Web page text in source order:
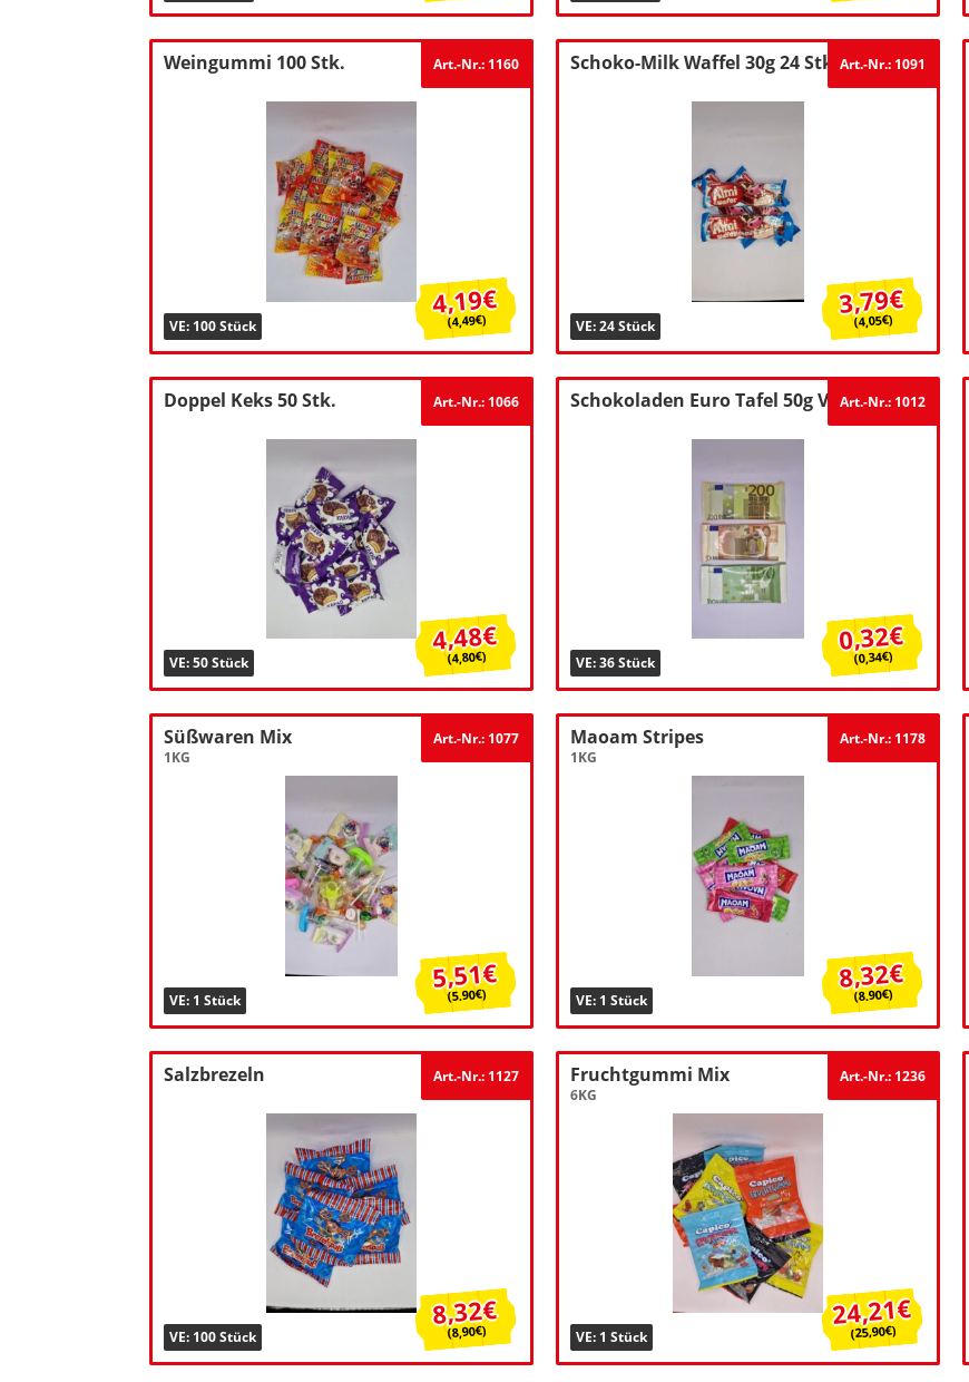
Weingummi 100 Stk. Art.-Nr.: 1160
VE: 100 Stück
4,19€
(4,49€)
Schoko-Milk Waffel 30g 24 Stk. Art.-Nr.: 1091
VE: 24 Stück
3,79€
(4,05€)
Doppel Keks 50 Stk. Art.-Nr.: 1066
VE: 50 Stück
4,48€
(4,80€)
Schokoladen Euro Tafel 50g VE36Art.-Nr.: 1012
VE: 36 Stück
0,32€
(0,34€)
Süßwaren Mix
1KG
Art.-Nr.: 1077
VE: 1 Stück
5,51€
(5.90€)
Maoam Stripes
1KG
Art.-Nr.: 1178
VE: 1 Stück
8,32€
(8.90€)
Salzbrezeln Art.-Nr.: 1127
VE: 100 Stück
8,32€
(8,90€)
Fruchtgummi Mix
6KG
Art.-Nr.: 1236
VE: 1 Stück
24,21€
(25,90€)